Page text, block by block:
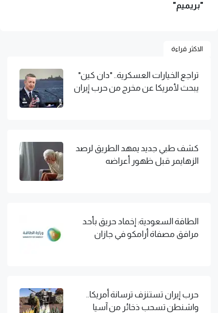
"بريميم"
الاكثر قراءة
تراجع الخيارات العسكرية.. "دان كين"
يبحث لأمريكا عن مخرج من حرب إيران
كشف طبي جديد يمهد الطريق لرصد
الزهايمر قبل ظهور أعراضه
الطاقة السعودية: إخماد حريق بأحد
مرافق مصفاة أرامكو في جازان
حرب إيران تستنزف ترسانة أمريكا..
واشنطن تسحب ذخائر من آسيا